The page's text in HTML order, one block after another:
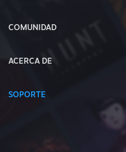
COMUNIDAD
ACERCA DE
SOPORTE